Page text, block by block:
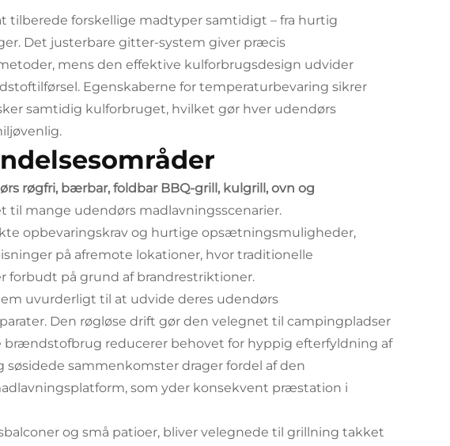
tilberede forskellige madtyper samtidigt – fra hurtig
Det justerbare gitter-system giver præcis
mens den effektive kulforbrugsdesign udvider
Egenskaberne for temperaturbevaring sikrer
samtidig kulforbruget, hvilket gør hver udendørs
røgfri, bærbar, foldbar BBQ-grill, kulgrill, ovn og
til mange udendørs madlavningsscenarier.
opbevaringskrav og hurtige opsætningsmuligheder,
på afremote lokationer, hvor traditionelle
forbudt på grund af brandrestriktioner.
uvurderligt til at udvide deres udendørs
Den røgløse drift gør den velegnet til campingpladser
reducerer behovet for hyppig efterfyldning af
sammenkomster drager fordel af den
som yder konsekvent præstation i
og små patioer, bliver velegnede til grillning takket